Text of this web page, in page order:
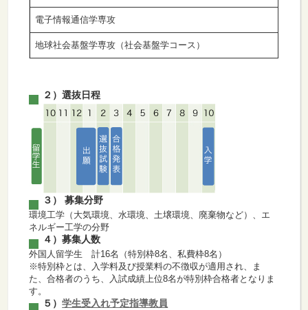
電子情報通信学専攻
地球社会基盤学専攻（社会基盤学コース）
２）選抜日程
３） 募集分野
環境工学（大気環境、水環境、土壌環境、廃棄物など）、エ
ネルギー工学の分野
４）募集人数
外国人留学生 計16名（特別枠8名、私費枠8名）
※特別枠とは、入学料及び授業料の不徴収が適用され、ま
た、合格者のうち、入試成績上位8名が特別枠合格者となりま
す。
５）学生受入れ予定指導教員